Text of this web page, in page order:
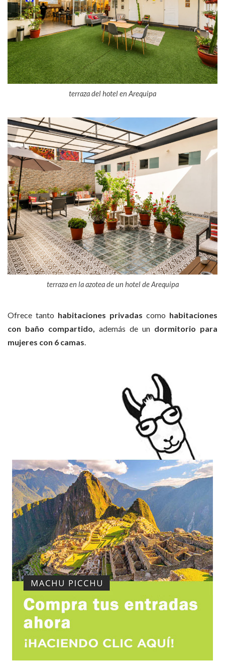
terraza del hotel en Arequipa
terraza en la azotea de un hotel de Arequipa
Ofrece tanto habitaciones privadas como habitaciones
con baño compartido, además de un dormitorio para
mujeres con 6 camas.